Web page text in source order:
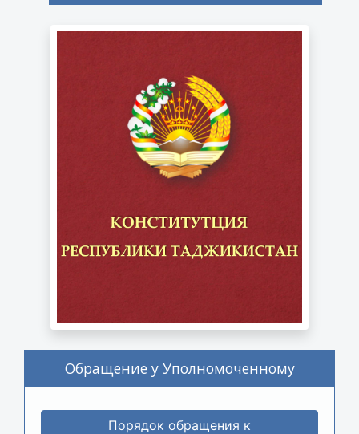
Обращение у Уполномоченному
Порядок обращения к